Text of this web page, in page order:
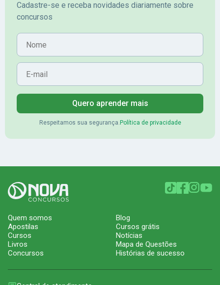
Cadastre-se e receba novidades diariamente sobre
concursos
Nome
E-mail
Quero aprender mais
Respeitamos sua segurança. Política de privacidade
Quem somos
Apostilas
Cursos
Livros
Concursos
Blog
Cursos grátis
Notícias
Mapa de Questões
Histórias de sucesso